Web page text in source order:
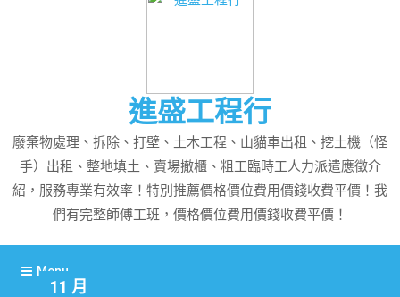
進盛工程行
廢棄物處理、拆除、打壁、土木工程、山貓車出租、挖土機（怪
手）出租、整地填土、賣場撤櫃、粗工臨時工人力派遣應徵介
紹，服務專業有效率！特別推薦價格價位費用價錢收費平價！我
們有完整師傅工班，價格價位費用價錢收費平價！
Menu
11 月